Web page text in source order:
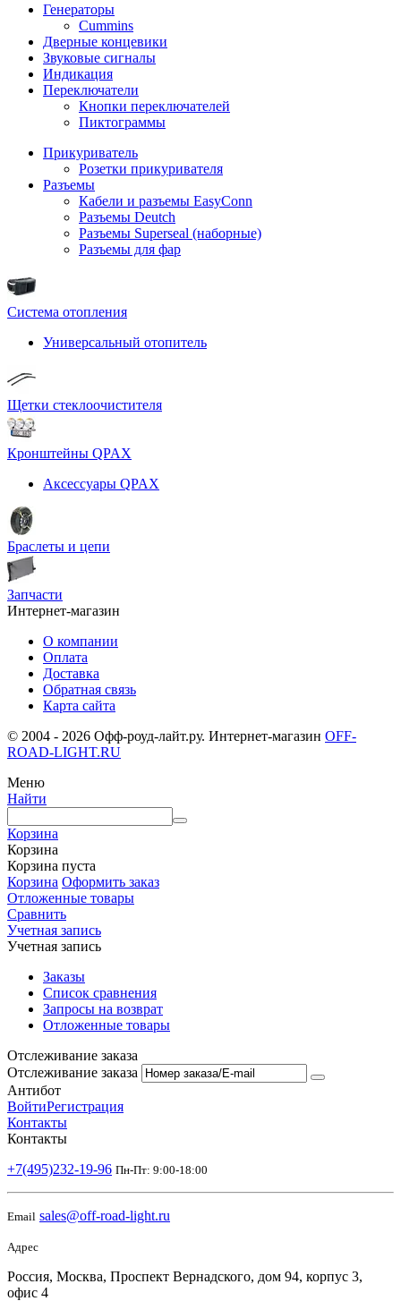
Генераторы
Cummins
Дверные концевики
Звуковые сигналы
Индикация
Переключатели
Кнопки переключателей
Пиктограммы
Прикуриватель
Розетки прикуривателя
Разъемы
Кабели и разъемы EasyConn
Разъемы Deutch
Разъемы Superseal (наборные)
Разъемы для фар
Система отопления
Универсальный отопитель
Щетки стеклоочистителя
Кронштейны QPAX
Аксессуары QPAX
Браслеты и цепи
Запчасти
Интернет-магазин
О компании
Оплата
Доставка
Обратная связь
Карта сайта
© 2004 - 2026 Офф-роуд-лайт.ру. Интернет-магазин OFF-
ROAD-LIGHT.RU
Меню
Найти
Корзина
Корзина
Корзина пуста
Корзина Оформить заказ
Отложенные товары
Сравнить
Учетная запись
Учетная запись
Заказы
Список сравнения
Запросы на возврат
Отложенные товары
Отслеживание заказа
Отслеживание заказа
Антибот
ВойтиРегистрация
Контакты
Контакты
+7(495)232-19-96 Пн-Пт: 9:00-18:00
Email sales@off-road-light.ru
Адрес
Россия, Москва, Проспект Вернадского, дом 94, корпус 3,
офис 4